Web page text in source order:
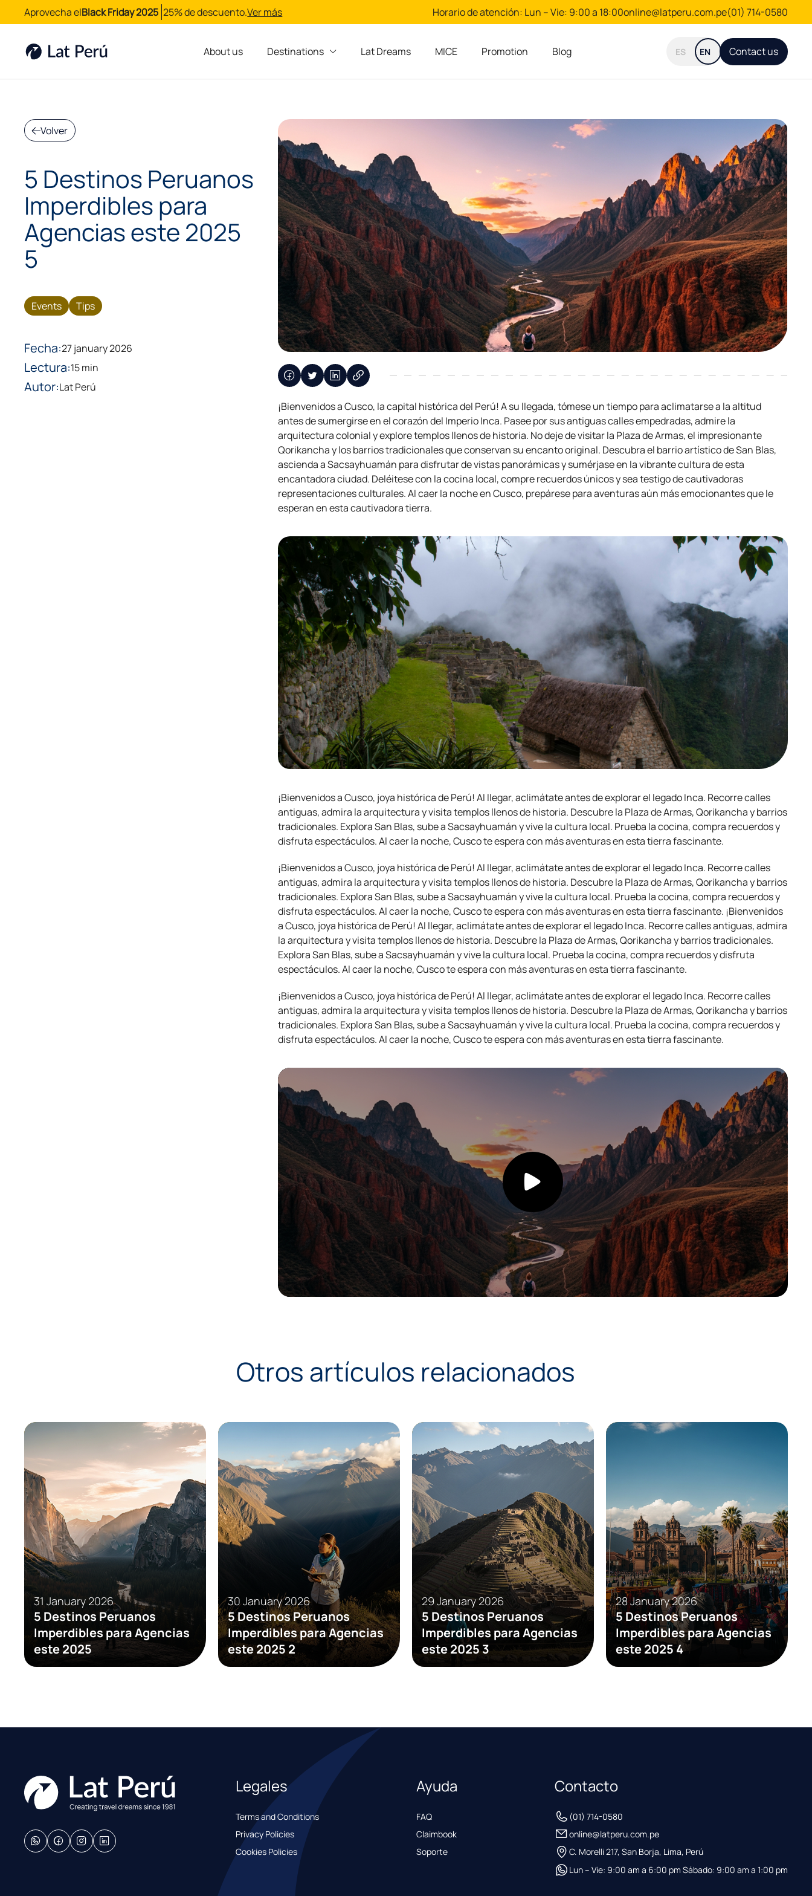
Aprovecha elBlack Friday 2025 25% de descuento.Ver más Horario de atención: Lun – Vie: 9:00 a 18:00online@latperu.com.pe(01) 714-0580
About us Destinations Lat Dreams MICE Promotion Blog ES EN Contact us
Volver
5 Destinos Peruanos
Imperdibles para
Agencias este 2025
5
Events Tips
Fecha:27 january 2026
Lectura:15 min
Autor:Lat Perú
¡Bienvenidos a Cusco, la capital histórica del Perú! A su llegada, tómese un tiempo para aclimatarse a la altitud
antes de sumergirse en el corazón del Imperio Inca. Pasee por sus antiguas calles empedradas, admire la
arquitectura colonial y explore templos llenos de historia. No deje de visitar la Plaza de Armas, el impresionante
Qorikancha y los barrios tradicionales que conservan su encanto original. Descubra el barrio artístico de San Blas,
ascienda a Sacsayhuamán para disfrutar de vistas panorámicas y sumérjase en la vibrante cultura de esta
encantadora ciudad. Deléitese con la cocina local, compre recuerdos únicos y sea testigo de cautivadoras
representaciones culturales. Al caer la noche en Cusco, prepárese para aventuras aún más emocionantes que le
esperan en esta cautivadora tierra.
¡Bienvenidos a Cusco, joya histórica de Perú! Al llegar, aclimátate antes de explorar el legado Inca. Recorre calles
antiguas, admira la arquitectura y visita templos llenos de historia. Descubre la Plaza de Armas, Qorikancha y barrios
tradicionales. Explora San Blas, sube a Sacsayhuamán y vive la cultura local. Prueba la cocina, compra recuerdos y
disfruta espectáculos. Al caer la noche, Cusco te espera con más aventuras en esta tierra fascinante.
¡Bienvenidos a Cusco, joya histórica de Perú! Al llegar, aclimátate antes de explorar el legado Inca. Recorre calles
antiguas, admira la arquitectura y visita templos llenos de historia. Descubre la Plaza de Armas, Qorikancha y barrios
tradicionales. Explora San Blas, sube a Sacsayhuamán y vive la cultura local. Prueba la cocina, compra recuerdos y
disfruta espectáculos. Al caer la noche, Cusco te espera con más aventuras en esta tierra fascinante. ¡Bienvenidos
a Cusco, joya histórica de Perú! Al llegar, aclimátate antes de explorar el legado Inca. Recorre calles antiguas, admira
la arquitectura y visita templos llenos de historia. Descubre la Plaza de Armas, Qorikancha y barrios tradicionales.
Explora San Blas, sube a Sacsayhuamán y vive la cultura local. Prueba la cocina, compra recuerdos y disfruta
espectáculos. Al caer la noche, Cusco te espera con más aventuras en esta tierra fascinante.
¡Bienvenidos a Cusco, joya histórica de Perú! Al llegar, aclimátate antes de explorar el legado Inca. Recorre calles
antiguas, admira la arquitectura y visita templos llenos de historia. Descubre la Plaza de Armas, Qorikancha y barrios
tradicionales. Explora San Blas, sube a Sacsayhuamán y vive la cultura local. Prueba la cocina, compra recuerdos y
disfruta espectáculos. Al caer la noche, Cusco te espera con más aventuras en esta tierra fascinante.
Otros artículos relacionados
31 January 2026
5 Destinos Peruanos
Imperdibles para Agencias
este 2025
30 January 2026
5 Destinos Peruanos
Imperdibles para Agencias
este 2025 2
Experiences Tips
29 January 2026
5 Destinos Peruanos
Imperdibles para Agencias
este 2025 3
Events Tips
28 January 2026
5 Destinos Peruanos
Imperdibles para Agencias
este 2025 4
Legales
Terms and Conditions
Privacy Policies
Cookies Policies
Ayuda
FAQ
Claimbook
Soporte
Contacto
(01) 714-0580
online@latperu.com.pe
C. Morelli 217, San Borja, Lima, Perú
Lun – Vie: 9:00 am a 6:00 pm Sábado: 9:00 am a 1:00 pm